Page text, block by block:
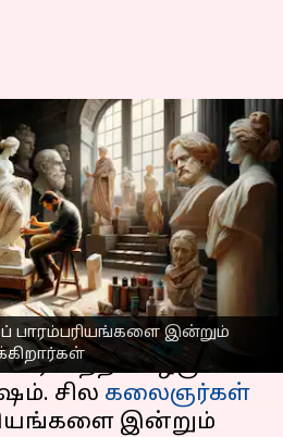
பாரம்பரியங்களை இன்றும்
5
06:57 pm
அவர்களின்
ஒரு
சில கலைஞர்கள்
இன்றும்